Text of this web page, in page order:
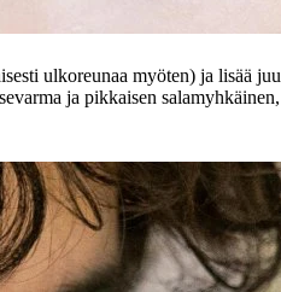
ulkoreunaa myöten) ja lisää
ja pikkaisen